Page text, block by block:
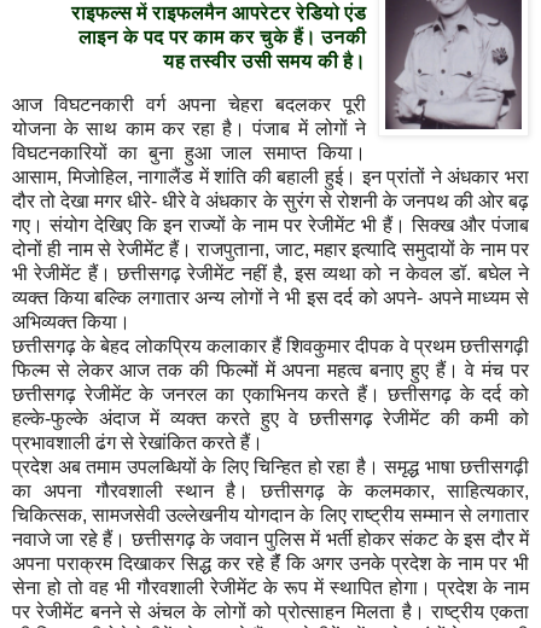
राइफल्स में राइफलमैन आपरेटर रेडियो एंड
लाइन के पद पर काम कर चुके हैं। उनकी
यह तस्वीर उसी समय की है।
आज विघटनकारी वर्ग अपना चेहरा बदलकर पूरी
योजना के साथ काम कर रहा है। पंजाब में लोगों ने
विघटनकारियों का बुना हुआ जाल समाप्त किया।
आसाम, मिजोहिल, नागालैंड में शांति की बहाली हुई। इन प्रांतों ने अंधकार भरा
दौर तो देखा मगर धीरे- धीरे वे अंधकार के सुरंग से रोशनी के जनपथ की ओर बढ़
गए। संयोग देखिए कि इन राज्यों के नाम पर रेजीमेंट भी हैं। सिक्ख और पंजाब
दोनों ही नाम से रेजीमेंट हैं। राजपुताना, जाट, महार इत्यादि समुदायों के नाम पर
भी रेजीमेंट हैं। छत्तीसगढ़ रेजीमेंट नहीं है, इस व्यथा को न केवल डॉ. बघेल ने
व्यक्त किया बल्कि लगातार अन्य लोगों ने भी इस दर्द को अपने- अपने माध्यम से
अभिव्यक्त किया।
छत्तीसगढ़ के बेहद लोकप्रिय कलाकार हैं शिवकुमार दीपक वे प्रथम छत्तीसगढ़ी
फिल्म से लेकर आज तक की फिल्मों में अपना महत्व बनाए हुए हैं। वे मंच पर
छत्तीसगढ़ रेजीमेंट के जनरल का एकाभिनय करते हैं। छत्तीसगढ़ के दर्द को
हल्के-फुल्के अंदाज में व्यक्त करते हुए वे छत्तीसगढ़ रेजीमेंट की कमी को
प्रभावशाली ढंग से रेखांकित करते हैं।
प्रदेश अब तमाम उपलब्धियों के लिए चिन्हित हो रहा है। समृद्ध भाषा छत्तीसगढ़ी
का अपना गौरवशाली स्थान है। छत्तीसगढ़ के कलमकार, साहित्यकार,
चिकित्सक, सामजसेवी उल्लेखनीय योगदान के लिए राष्ट्रीय सम्मान से लगातार
नवाजे जा रहे हैं। छत्तीसगढ़ के जवान पुलिस में भर्ती होकर संकट के इस दौर में
अपना पराक्रम दिखाकर सिद्ध कर रहे हैंं कि अगर उनके प्रदेश के नाम पर भी
सेना हो तो वह भी गौरवशाली रेजीमेंट के रूप में स्थापित होगा। प्रदेश के नाम
पर रेजीमेंट बनने से अंचल के लोगों को प्रोत्साहन मिलता है। राष्ट्रीय एकता